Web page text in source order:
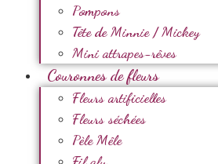
Pompons
Tête de Minnie / Mickey
Mini attrapes-rêves
Couronnes de fleurs
Fleurs artificielles
Fleurs séchées
Pèle Mêle